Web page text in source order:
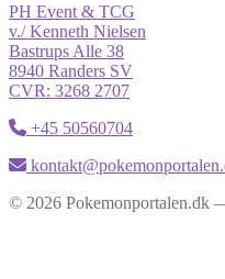
PH Event & TCG
v./ Kenneth Nielsen
Bastrups Alle 38
8940 Randers SV
CVR: 3268 2707
+45 50560704
© 2026 Pokemonportalen.dk